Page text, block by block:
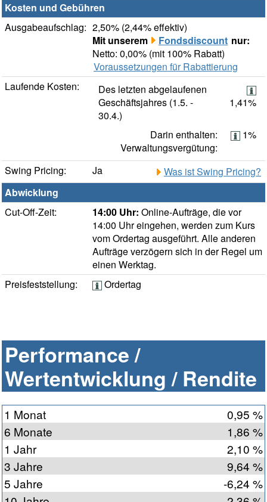
Kosten und Gebühren
Ausgabeaufschlag: 2,50% (2,44% effektiv)
Mit unserem
Fondsdiscount nur:
Netto: 0,00% (mit 100% Rabatt)
Voraussetzungen für Rabattierung
Laufende Kosten:
Des letzten abgelaufenen
Geschäftsjahres (1.5. -
30.4.)
1,41%
Darin enthalten:
Verwaltungsvergütung:
1%
Swing Pricing: Ja
Was ist Swing Pricing?
Abwicklung
Cut-Off-Zeit:
14:00 Uhr: Online-Aufträge, die vor
14:00 Uhr eingehen, werden zum Kurs
vom Ordertag ausgeführt. Alle anderen
Aufträge verzögern sich in der Regel um
einen Werktag.
Preisfeststellung:
Ordertag
Performance /
Wertentwicklung / Rendite
1 Monat
0,95 %
6 Monate
1,86 %
1 Jahr
2,10 %
3 Jahre
9,64 %
5 Jahre
-6,24 %